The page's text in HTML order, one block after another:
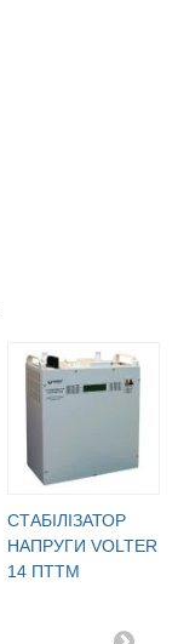
CТАБІЛІЗАТОР
НАПРУГИ VOLTER
14 ПТТМ